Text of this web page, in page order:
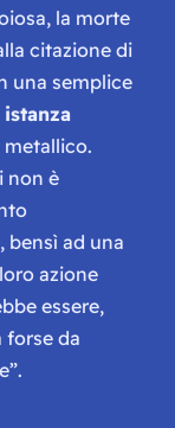
la morte
citazione di
una semplice
istanza
non è
bensì ad una
azione
essere,
forse da